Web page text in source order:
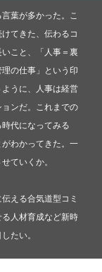
葉が多かった。こ
てきた、伝わるコ
こと、「人事＝裏
の仕事」という印
うに、人事は経営
ンだ。これまでの
代になってみる
わかってきた。一
せていくか。
える合気道型コミ
人材育成など新時
たい。